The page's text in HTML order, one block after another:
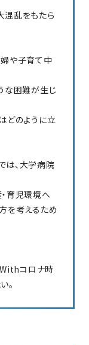
混乱をもたら
や子育て中
な困難が生じ
どのように立
は、大学病院
育児環境へ
を考えるため
コロナ時
。